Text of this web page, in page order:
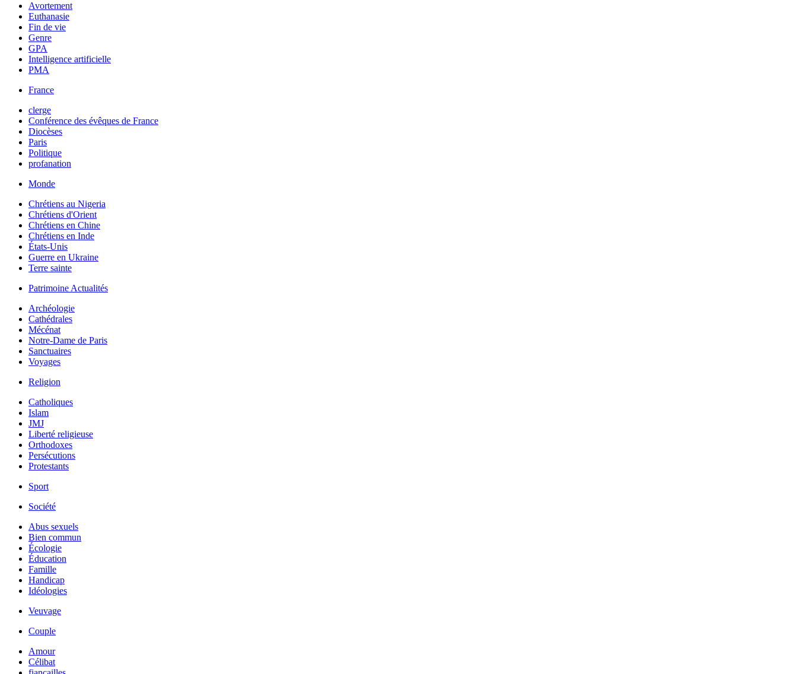
Avortement
Euthanasie
Fin de vie
Genre
GPA
Intelligence artificielle
PMA
France
clerge
Conférence des évêques de France
Diocèses
Paris
Politique
profanation
Monde
Chrétiens au Nigeria
Chrétiens d'Orient
Chrétiens en Chine
Chrétiens en Inde
États-Unis
Guerre en Ukraine
Terre sainte
Patrimoine Actualités
Archéologie
Cathédrales
Mécénat
Notre-Dame de Paris
Sanctuaires
Voyages
Religion
Catholiques
Islam
JMJ
Liberté religieuse
Orthodoxes
Persécutions
Protestants
Sport
Société
Abus sexuels
Bien commun
Écologie
Éducation
Famille
Handicap
Idéologies
Veuvage
Couple
Amour
Célibat